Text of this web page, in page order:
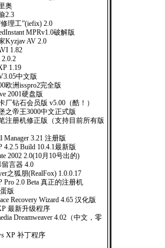
奥
2.3
理工”(iefix) 2.0
MPRv1.0破解版
Kyzjav AV 2.0
1.82
1.19
中文版
欧洲isspro2完全版
2001硬盘版
厂钻石会员版 v5.00（酷！）
之帝王3000中文正式版
注册机修正版（支持目前所有版
Manager 3.21 注册版
4.2.5 Build 10.4.1最新版
2002 2.0(10月10号出的)
言器 4.0
之狐朋(RealFox) 1.0.0.17
Pro 2.0 Beta 真正的注册机
版
Recovery Wizard 4.65 汉化版
最新升级程序
Dreamweaver 4.02（中文，零
XP 补丁程序